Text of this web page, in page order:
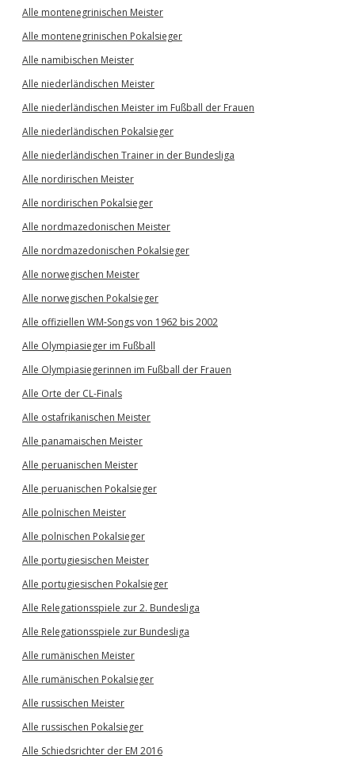
Alle montenegrinischen Meister
Alle montenegrinischen Pokalsieger
Alle namibischen Meister
Alle niederländischen Meister
Alle niederländischen Meister im Fußball der Frauen
Alle niederländischen Pokalsieger
Alle niederländischen Trainer in der Bundesliga
Alle nordirischen Meister
Alle nordirischen Pokalsieger
Alle nordmazedonischen Meister
Alle nordmazedonischen Pokalsieger
Alle norwegischen Meister
Alle norwegischen Pokalsieger
Alle offiziellen WM-Songs von 1962 bis 2002
Alle Olympiasieger im Fußball
Alle Olympiasiegerinnen im Fußball der Frauen
Alle Orte der CL-Finals
Alle ostafrikanischen Meister
Alle panamaischen Meister
Alle peruanischen Meister
Alle peruanischen Pokalsieger
Alle polnischen Meister
Alle polnischen Pokalsieger
Alle portugiesischen Meister
Alle portugiesischen Pokalsieger
Alle Relegationsspiele zur 2. Bundesliga
Alle Relegationsspiele zur Bundesliga
Alle rumänischen Meister
Alle rumänischen Pokalsieger
Alle russischen Meister
Alle russischen Pokalsieger
Alle Schiedsrichter der EM 2016